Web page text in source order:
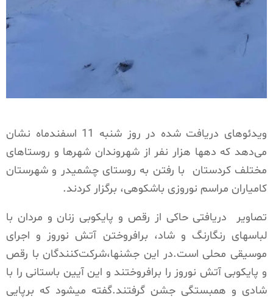
ویدئوهای دریافت شده در روز شنبه 11 اسفندماه نشان
می‌دهد که دهها هزار نفر از شهروندان شهرها و روستاهای
مختلف کردستان با رفتن به روستای چشمیدر و شهرستان
کامیاران مراسم نوروزی باشکوهی، برگزار کردند.
تصاویر
دریافتی حاکی از رقص و پایکوبی‌ زنان و مردان با
لباسهای رنگارنگ و شاد، برافروختن آتش نوروز و اجرای
موسیقی محلی است.در این جشنها،شرکت‌کنندگان با رقص
و پایکوبی آتش نوروز را برافروختند و این آیین باستانی را با
شادی و همبستگی جشن گرفتند.گفته میشود که برپایی